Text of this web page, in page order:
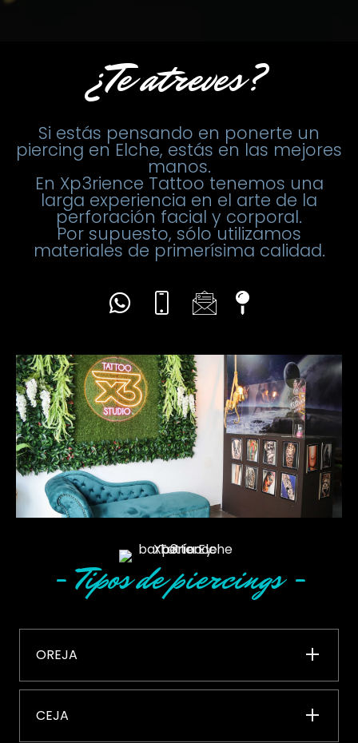
¿Te atreves?
Si estás pensando en ponerte un
piercing en Elche, estás en las mejores
manos.
En Xp3rience Tattoo tenemos una
larga experiencia en el arte de la
perforación facial y corporal.
Por supuesto, sólo utilizamos
materiales de primerísima calidad.
- Tipos de piercings -
OREJA
CEJA